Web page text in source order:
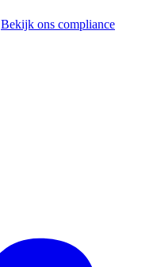
Bekijk ons compliance